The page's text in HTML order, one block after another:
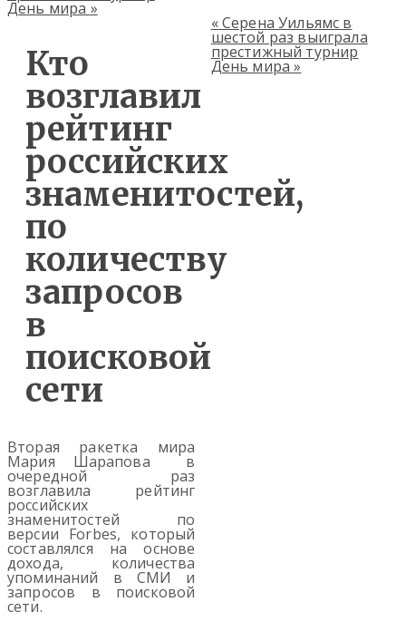
День мира »
Кто
возглавил
рейтинг
российских
знаменитостей,
по
количеству
запросов
в
поисковой
сети
Вторая ракетка мира
Мария Шарапова в
очередной раз
возглавила рейтинг
российских
знаменитостей по
версии Forbes, который
составлялся на основе
дохода, количества
упоминаний в СМИ и
запросов в поисковой
сети.
«Серена Уильямс в
шестой раз выиграла
престижный турнир
День мира»